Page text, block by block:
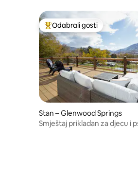
Među najviše rangiranima s
Odabrali gosti
Stan – Glenwood Springs
Smještaj prikladan za djecu i